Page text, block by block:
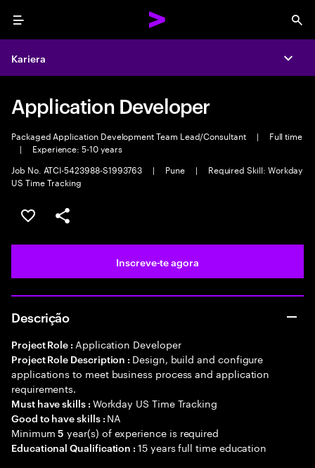
Menu
Kariera
Application Developer
Packaged Application Development Team Lead/Consultant |
Full time
|
Experience: 5-10 years
Job No. ATCI-5423988-S1993763
| Pune |
Required Skill: Workday
US Time Tracking
Guardar oportunidade
Partilhar
Inscreve-te agora
Descrição
Project Role : Application Developer
Project Role Description : Design, build and configure
applications to meet business process and application
requirements.
Must have skills : Workday US Time Tracking
Good to have skills : NA
Minimum5 year(s) of experience is required
Educational Qualification :15 years full time education